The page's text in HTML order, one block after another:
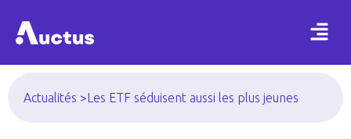
Actualités > Les ETF séduisent aussi les plus jeunes